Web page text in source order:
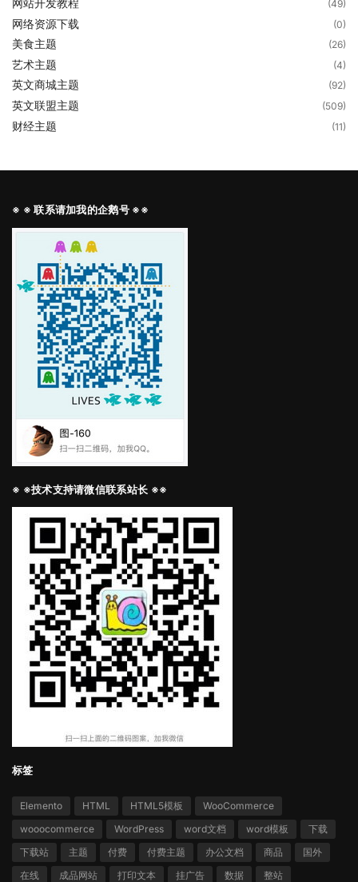
网站开发教程 (49)
网络资源下载 (0)
美食主题 (26)
艺术主题 (4)
英文商城主题 (92)
英文联盟主题 (509)
财经主题 (11)
※ ※ 联系请加我的企鹅号 ※※
※ ※技术支持请微信联系站长 ※※
标签
Elemento HTML HTML5模板
WooCommerce
wooocommerce
WordPress word文档 word模板
下载
下载站
主题 付费 付费主题 办公文档 商品
国外
在线
成品网站 打印文本 挂广告 数据 整站